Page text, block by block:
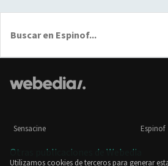
Sensacine Espinof
Otras publicaciones de Webedia
Utilizamos cookies de terceros para generar